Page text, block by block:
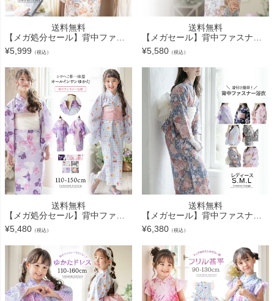
送料無料
【メガ処分セール】背中ファスナー チュールビスチェレイヤード風浴衣 レディース ジュニア オールインワン浴衣 着付け簡単 花柄 チェック柄 中学生 高校生 大人 ゆかた 親子お揃い キャサリンコテージ
¥5,999 （税込）
送料無料
【メガセール】背中ファスナー チュールビスチェレイヤード風浴衣 キッズ オールインワン浴衣 着付け簡単 花柄 チェック柄 女の子 子供浴衣 小学生 親子お揃い キャサリンコテージ TAK
¥5,580 （税込）
送料無料
【メガ処分セール】背中ファスナー浴衣キッズ 女の子 和装 浴衣 一体型スカート 兵児帯 花火柄 花柄 紫陽花柄 ギンガムチェック オールインワン浴衣 簡単着付け 幼稚園 保育園 小学生 キャサリンコテー
¥5,480 （税込）
送料無料
【メガセール】背中ファスナー シワ兵児帯一体型ゆかた 浴衣 贅沢 簡単着付け オールインワン ジュニア レディース 中学生 高校生 花柄 和柄 チェック柄 和装 キャサリンコテージ TAK
¥6,380 （税込）